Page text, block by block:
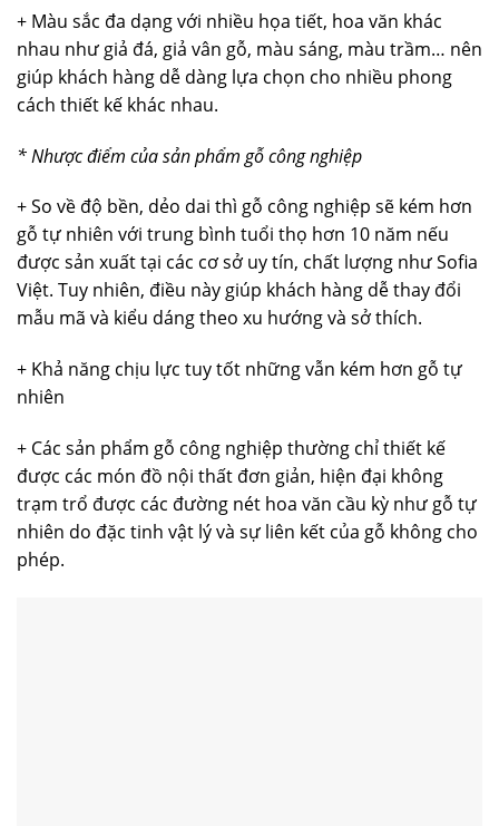
+ Màu sắc đa dạng với nhiều họa tiết, hoa văn khác
nhau như giả đá, giả vân gỗ, màu sáng, màu trầm… nên
giúp khách hàng dễ dàng lựa chọn cho nhiều phong
cách thiết kế khác nhau.
* Nhược điểm của sản phẩm gỗ công nghiệp
+ So về độ bền, dẻo dai thì gỗ công nghiệp sẽ kém hơn
gỗ tự nhiên với trung bình tuổi thọ hơn 10 năm nếu
được sản xuất tại các cơ sở uy tín, chất lượng như Sofia
Việt. Tuy nhiên, điều này giúp khách hàng dễ thay đổi
mẫu mã và kiểu dáng theo xu hướng và sở thích.
+ Khả năng chịu lực tuy tốt những vẫn kém hơn gỗ tự
nhiên
+ Các sản phẩm gỗ công nghiệp thường chỉ thiết kế
được các món đồ nội thất đơn giản, hiện đại không
trạm trổ được các đường nét hoa văn cầu kỳ như gỗ tự
nhiên do đặc tinh vật lý và sự liên kết của gỗ không cho
phép.